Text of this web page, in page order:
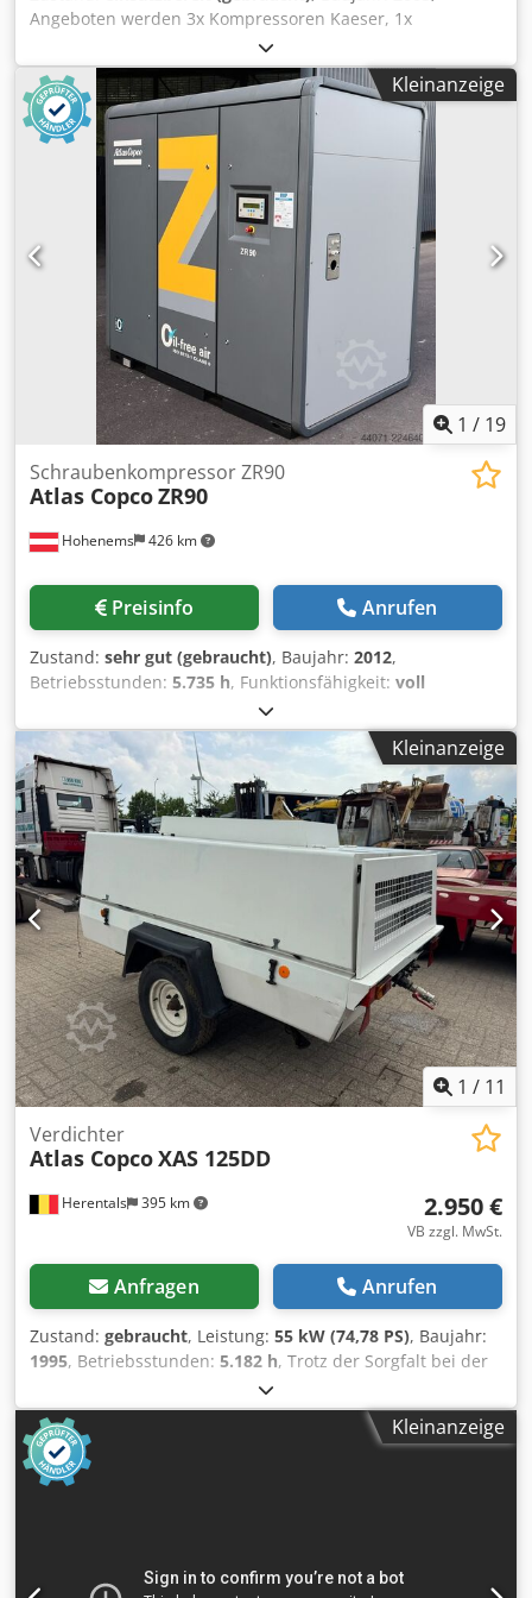
JW10GC = Weitere Informationen = Verwendungszweck:
Bauwesen Leergewicht: 336 kg Wenden Sie sich an Marius
Herden, um weitere Informationen zu erhalten.
Angeboten werden 3x Kompressoren Kaeser, 1x
Kompressor Gieb, 1x Kompressor Atlas Copco und ein
Druckbehälter Maschinen- und Behälterbau. 1)
Kompressor Gieb, 750/250-11, Baujahr: 2005, max.
Betriebsdruck: 11bar, Ansaugleistung: 750l/min,
Leistungsbedarf: 4,0kW. 2) 3x Kompressoren Kaeser EPC
630-150, Baujahr: 1995, max. Betriebsdruck: 10bar,
Hubvolumenstrom: 630l/min, Motorleistung: 3,0kW. 3)
Kompressor Atlas Copco LT mit Schallhaube,
Betriebsdruck: 15bar. 6) Druckbehälter Maschinen- und
Behälterbau, Volumen: 350l, Baujahr: 1997, max.
Betriebsdruck: 16bar, Temperaturbereich: -10°C bis +50°C.
Eine Besichtigung vor Ort ist möglich. Codpfezmh Uajx Am
Kleinanzeige
1 / 19
Hohenems 426 km
Schraubenkompressor ZR90
Atlas CopcoZR90
Preisinfo Anrufen
Zustand: sehr gut (gebraucht), Baujahr: 2012,
Betriebsstunden: 5.735 h, Funktionsfähigkeit: voll
, Ölfreier Schraubenkompressor Atlas
Copco ZR90 90 kW 7.50 bar 14 m3/min Cedpfx Ajzqvvajm
Herf Baujahr: 2012 Betriebsstunden: 5735
Kleinanzeige
1 / 11
Herentals 395 km
Verdichter
Atlas CopcoXAS 125DD
2.950 €
VB zzgl. MwSt.
Anfragen Anrufen
Zustand: gebraucht, Leistung: 55 kW (74,78 PS), Baujahr:
1995, Betriebsstunden: 5.182 h, Trotz der Sorgfalt bei der
korrekten Eingabe der Daten können wir nicht für
eventuelle Fehler in dieser Anzeige verantwortlich
gemacht werden. Bilden können von der Realität
abweichen TLD Trucks & Vans BV Wolfstee 44 Cjdszr
Uxvspfx Am Horf B-2200 Herentals Belgie - Belgium -
Sie sich an Thierry Leemans, um weitere Informationen zu
Kleinanzeige